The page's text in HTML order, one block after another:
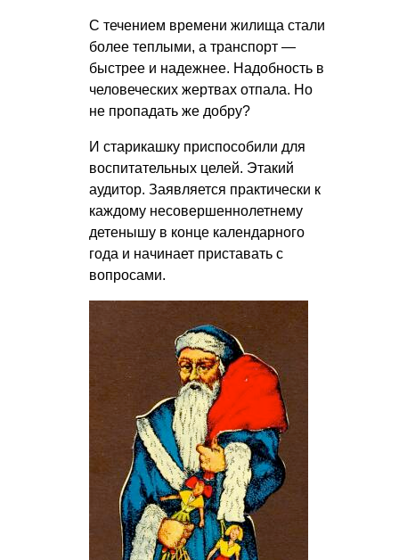
С течением времени жилища стали
более теплыми, а транспорт —
быстрее и надежнее. Надобность в
человеческих жертвах отпала. Но
не пропадать же добру?
И старикашку приспособили для
воспитательных целей. Этакий
аудитор. Заявляется практически к
каждому несовершеннолетнему
детенышу в конце календарного
года и начинает приставать с
вопросами.